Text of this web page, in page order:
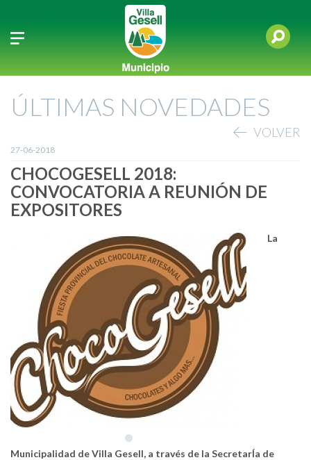
ÚLTIMAS NOVEDADES
VOLVER
27-06-2018
CHOCOGESELL 2018:
CONVOCATORIA A REUNIÓN DE
EXPOSITORES
La
Municipalidad de Villa Gesell, a través de la SecretarÍa de